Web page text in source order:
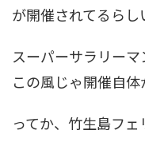
が開催されてるら
スーパーサラリーマ
この風じゃ開催自
ってか、竹生島フ